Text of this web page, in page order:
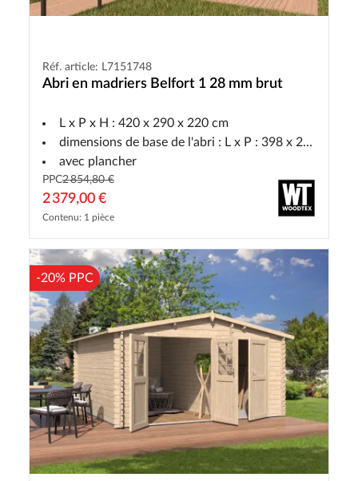
Réf. article: L7151748
Abri en madriers Belfort 1 28 mm brut
L x P x H : 420 x 290 x 220 cm
dimensions de base de l'abri : L x P : 398 x 268 cm
avec plancher
PPC2 854,80 €
2 379,00 €
Contenu: 1 pièce
-20% PPC